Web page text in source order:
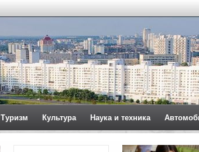
Туризм Культура Наука и техника